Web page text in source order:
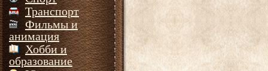
Транспорт
Фильмы и
анимация
Хобби и
образование